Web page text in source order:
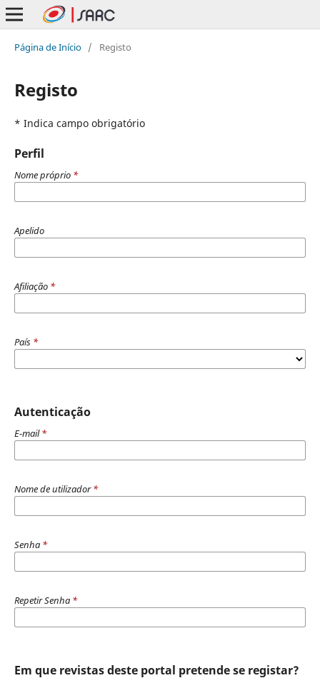
Página de Início / Registo
Registo
* Indica campo obrigatório
Perfil
Nome próprio *
Apelido
Afiliação *
País *
Autenticação
E-mail*
Nome de utilizador*
Senha *
Repetir Senha *
Em que revistas deste portal pretende se registar?